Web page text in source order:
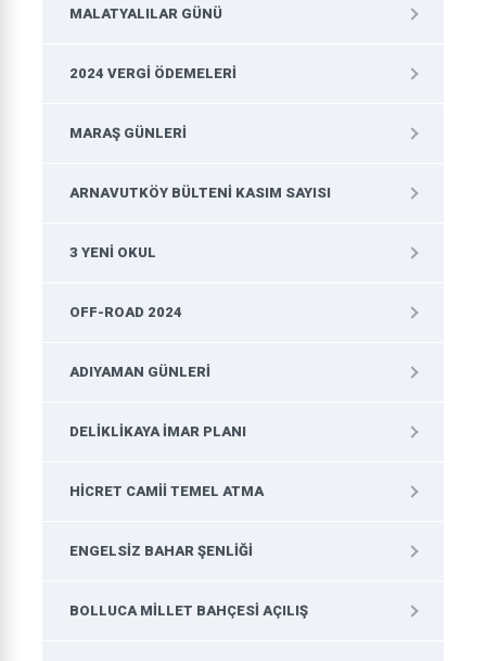
MALATYALILAR GÜNÜ
2024 VERGI ÖDEMELERI
MARAŞ GÜNLERI
ARNAVUTKÖY BÜLTENI KASIM SAYISI
3 YENI OKUL
OFF-ROAD 2024
ADIYAMAN GÜNLERI
DELIKLIKAYA İMAR PLANI
HICRET CAMII TEMEL ATMA
ENGELSIZ BAHAR ŞENLIĞI
BOLLUCA MILLET BAHÇESI AÇILIŞ